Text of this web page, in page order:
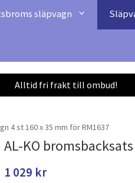
släpvagn
Alltid fri frakt till ombud!
4 st 160 x 35 mm för RM1637
AL-KO
1 029 kr